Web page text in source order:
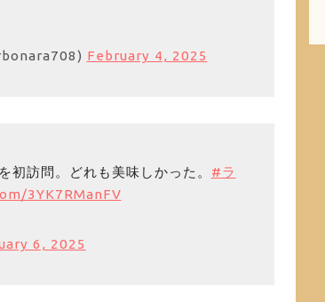
February 4, 2025
初訪問。どれも美味しかった。 #ラ
3YK7RManFV
6, 2025